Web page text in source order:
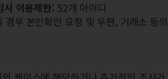
시 이용제한: 52개 아이디
우 본인확인 요청 및 우편, 거래소 등